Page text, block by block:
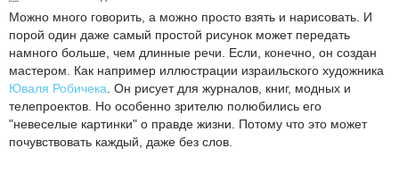
Можно много говорить, а можно просто взять и нарисовать. И
порой один даже самый простой рисунок может передать
намного больше, чем длинные речи. Если, конечно, он создан
мастером. Как например иллюстрации израильского художника
Юваля Робичека . Он рисует для журналов, книг, модных и
телепроектов. Но особенно зрителю полюбились его
"невеселые картинки" о правде жизни. Потому что это может
почувствовать каждый, даже без слов.